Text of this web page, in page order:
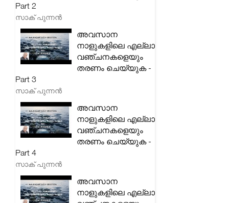
Part 2
സാക് പുന്നൻ
അവസാന
നാളുകളിലെ എല്ലാ
വഞ്ചനകളെയും
തരണം ചെയ്യുക -
Part 3
സാക് പുന്നൻ
അവസാന
നാളുകളിലെ എല്ലാ
വഞ്ചനകളെയും
തരണം ചെയ്യുക -
Part 4
സാക് പുന്നൻ
അവസാന
നാളുകളിലെ എല്ലാ